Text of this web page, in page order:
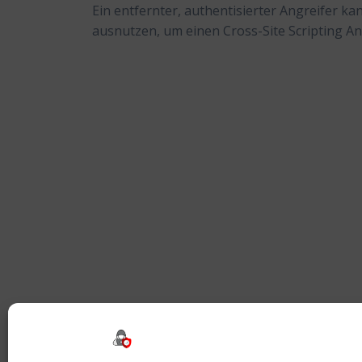
Ein entfernter, authentisierter Angreifer
ausnutzen, um einen Cross-Site Scripting